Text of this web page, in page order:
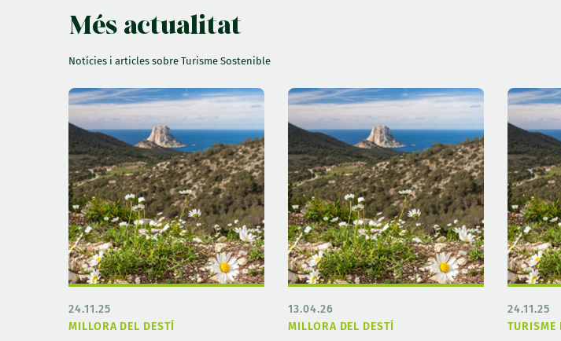
Més actualitat
Notícies i articles sobre Turisme Sostenible
MILLORA DEL DESTÍ
24.11.25
MILLORA DEL DESTÍ
13.04.26
TURISME
24.11.25